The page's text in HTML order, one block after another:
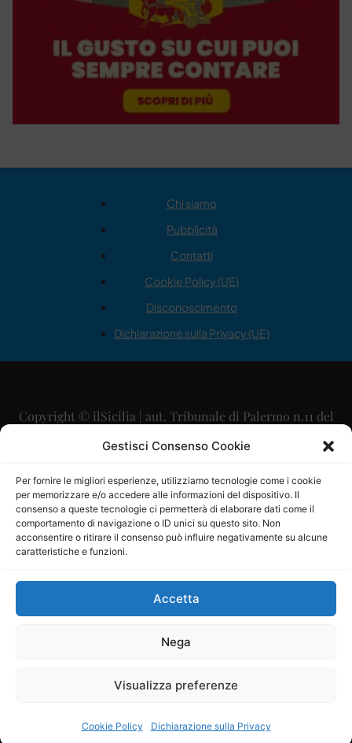
Gestisci Consenso Cookie
Per fornire le migliori esperienze, utilizziamo tecnologie come i cookie
per memorizzare e/o accedere alle informazioni del dispositivo. Il
consenso a queste tecnologie ci permetterà di elaborare dati come il
comportamento di navigazione o ID unici su questo sito. Non
acconsentire o ritirare il consenso può influire negativamente su alcune
caratteristiche e funzioni.
Accetta
Nega
Visualizza preferenze
Cookie Policy Dichiarazione sulla Privacy
Chi siamo
Pubblicità
Contatti
Cookie Policy (UE)
Disconoscimento
Dichiarazione sulla Privacy (UE)
Copyright © ilSicilia | aut. Tribunale di Palermo n.11 del
29/09/2015
Direttore Editoriale: Maurizio Scaglione
Direttore Responsabile: Maria Calabrese
P.IVA: 06334930820
Mercurio Comunicazione Società Cooperativa a r.l. è
iscritta al Registro degli Operatori di Comunicazione al
Sito gestito daLa Digitale srl–info@ladigitale.it